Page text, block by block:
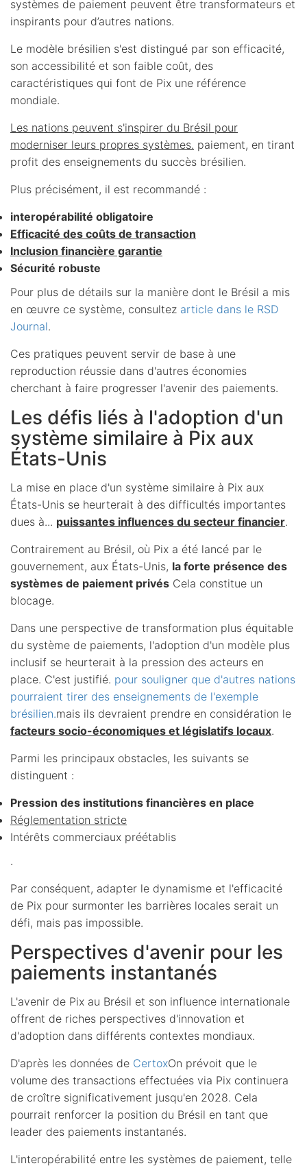
systèmes de paiement peuvent être transformateurs et
inspirants pour d’autres nations.
Le modèle brésilien s'est distingué par son efficacité,
son accessibilité et son faible coût, des
caractéristiques qui font de Pix une référence
mondiale.
Les nations peuvent s'inspirer du Brésil pour
moderniser leurs propres systèmes. paiement, en tirant
profit des enseignements du succès brésilien.
Plus précisément, il est recommandé :
interopérabilité obligatoire
Efficacité des coûts de transaction
Inclusion financière garantie
Sécurité robuste
Pour plus de détails sur la manière dont le Brésil a mis
en œuvre ce système, consultez article dans le RSD
Journal.
Ces pratiques peuvent servir de base à une
reproduction réussie dans d'autres économies
cherchant à faire progresser l'avenir des paiements.
Les défis liés à l'adoption d'un
système similaire à Pix aux
États-Unis
La mise en place d'un système similaire à Pix aux
États-Unis se heurterait à des difficultés importantes
dues à... puissantes influences du secteur financier.
Contrairement au Brésil, où Pix a été lancé par le
gouvernement, aux États-Unis, la forte présence des
systèmes de paiement privés Cela constitue un
blocage.
Dans une perspective de transformation plus équitable
du système de paiements, l'adoption d'un modèle plus
inclusif se heurterait à la pression des acteurs en
place. C'est justifié. pour souligner que d'autres nations
pourraient tirer des enseignements de l'exemple
brésilien.mais ils devraient prendre en considération le
facteurs socio-économiques et législatifs locaux.
Parmi les principaux obstacles, les suivants se
distinguent :
Pression des institutions financières en place
Réglementation stricte
Intérêts commerciaux préétablis
.
Par conséquent, adapter le dynamisme et l'efficacité
de Pix pour surmonter les barrières locales serait un
défi, mais pas impossible.
Perspectives d'avenir pour les
paiements instantanés
L'avenir de Pix au Brésil et son influence internationale
offrent de riches perspectives d'innovation et
d'adoption dans différents contextes mondiaux.
D'après les données de CertoxOn prévoit que le
volume des transactions effectuées via Pix continuera
de croître significativement jusqu'en 2028. Cela
pourrait renforcer la position du Brésil en tant que
leader des paiements instantanés.
L'interopérabilité entre les systèmes de paiement, telle